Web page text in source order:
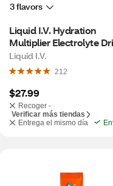
3 flavors
Liquid I.V. Hydration
Multiplier Electrolyte
Mix, Sugar Free, Lemon
Lime, 15 CT
Liquid I.V.
212
$27.99
Recoger -
Verificar más tiendas
Entrega el mismo día